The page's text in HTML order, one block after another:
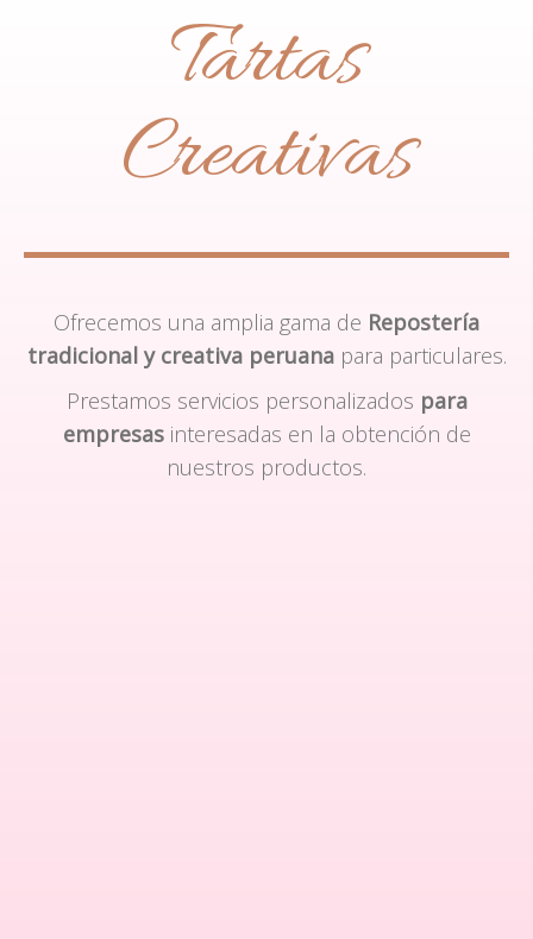
Tartas
Creativas
Ofrecemos una amplia gama de Repostería
tradicional y creativa peruanapara particulares.
Prestamos servicios personalizados para
empresasinteresadas en la obtención de
nuestros productos.